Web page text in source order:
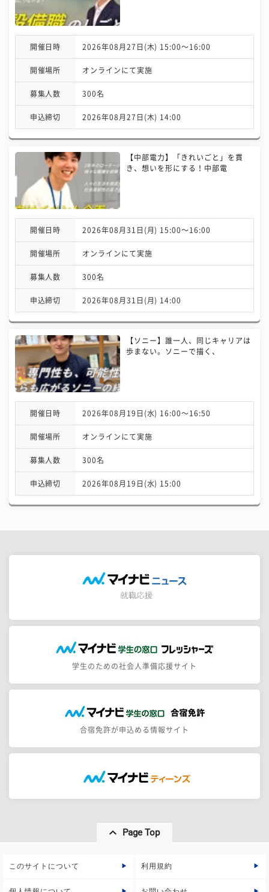
開催日時 2026年08月27日(木) 15:00〜16:00
開催場所 オンラインにて実施
募集人数 300名
申込締切 2026年08月27日(木) 14:00
【中部電力】「きれいごと」を貫
き、想いを形にする！中部電
開催日時 2026年08月31日(月) 15:00〜16:00
開催場所 オンラインにて実施
募集人数 300名
申込締切 2026年08月31日(月) 14:00
【ソニー】誰一人、同じキャリアは
歩まない。ソニーで描く、
開催日時 2026年08月19日(水) 16:00〜16:50
開催場所 オンラインにて実施
募集人数 300名
申込締切 2026年08月19日(水) 15:00
学生のための社会人準備応援サイト
合宿免許が申込める情報サイト
Page Top
このサイトについて 利用規約